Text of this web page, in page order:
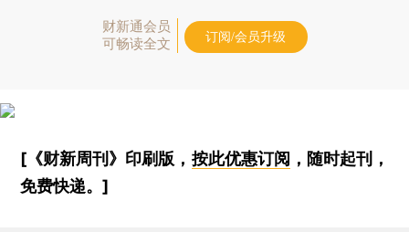
财新通会员
可畅读全文
订阅/会员升级
[《财新周刊》印刷版， 按此优惠订阅 ，随时起刊，
免费快递。]